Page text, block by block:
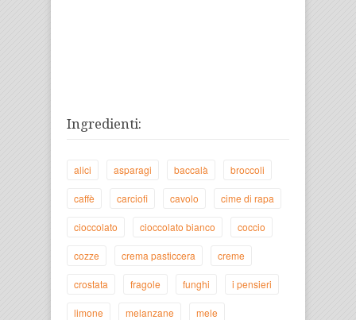
Ingredienti:
alici asparagi baccalà broccoli
caffè carciofi cavolo cime di rapa
cioccolato cioccolato bianco coccio
cozze crema pasticcera creme
crostata fragole funghi i pensieri
limone melanzane mele